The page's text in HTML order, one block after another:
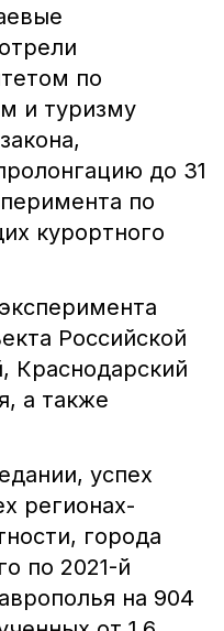
по
и туризму
до 31
по
курортного
Российской
Краснодарский
а также
успех
регионах-
города
по 2021-й
на 904